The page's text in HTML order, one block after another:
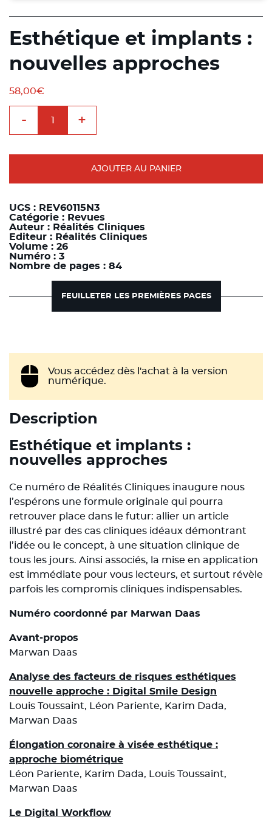
Esthétique et implants :
nouvelles approches
58,00€
quantité
de
nouvelles
- +
AJOUTER AU PANIER
UGS : REV60115N3
Catégorie : Revues
Auteur : Réalités Cliniques
Editeur : Réalités Cliniques
Volume : 26
Numéro : 3
Nombre de pages : 84
FEUILLETER LES PREMIÈRES PAGES
Vous accédez dès l'achat à la version
numérique.
Description
Esthétique et implants :
nouvelles approches
Ce numéro de Réalités Cliniques inaugure nous
l’espérons une formule originale qui pourra
retrouver place dans le futur: allier un article
illustré par des cas cliniques idéaux démontrant
l’idée ou le concept, à une situation clinique de
tous les jours. Ainsi associés, la mise en application
est immédiate pour vous lecteurs, et surtout révèle
parfois les compromis cliniques indispensables.
Numéro coordonné par Marwan Daas
Avant-propos
Marwan Daas
Analyse des facteurs de risques esthétiques
nouvelle approche : Digital Smile Design
Louis Toussaint, Léon Pariente, Karim Dada,
Marwan Daas
Élongation coronaire à visée esthétique :
approche biométrique
Léon Pariente, Karim Dada, Louis Toussaint,
Marwan Daas
Le Digital Workflow